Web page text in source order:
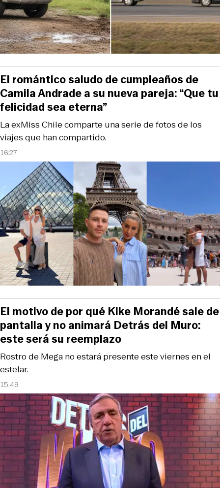
16:27
La exMiss Chile comparte una serie de fotos de los
viajes que han compartido.
El romántico saludo de cumpleaños de
Camila Andrade a su nueva pareja: “Que tu
felicidad sea eterna”
15:49
Rostro de Mega no estará presente este viernes en el
estelar.
El motivo de por qué Kike Morandé sale de
pantalla y no animará Detrás del Muro:
este será su reemplazo